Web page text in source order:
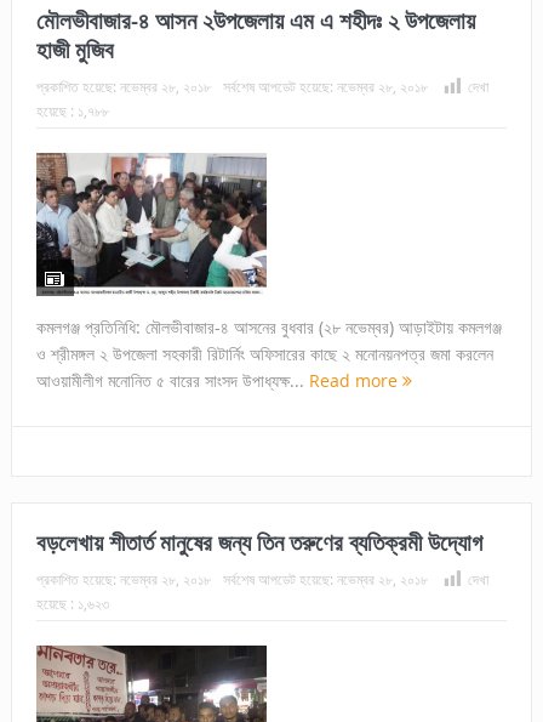
মৌলভীবাজার-৪ আসন ২উপজেলায় এম এ শহীদঃ ২ উপজেলায়
হাজী মুজিব
প্রকাশিত হয়েছে: নভেম্বর ২৮, ২০১৮ সর্বশেষ আপডেট হয়েছে: নভেম্বর ২৮, ২০১৮
দেখা
হয়েছে : ১,৭৮৮
কমলগঞ্জ প্রতিনিধি: মৌলভীবাজার-৪ আসনের বুধবার (২৮ নভেম্বর) আড়াইটায় কমলগঞ্জ
ও শ্রীমঙ্গল ২ উপজেলা সহকারী রিটার্নিং অফিসারের কাছে ২ মনোনয়নপত্র জমা করলেন
আওয়ামীলীগ মনোনিত ৫ বারের সাংসদ উপাধ্যক্ষ... Read more
বড়লেখায় শীতার্ত মানুষের জন্য তিন তরুণের ব্যতিক্রমী উদ্যোগ
প্রকাশিত হয়েছে: নভেম্বর ২৮, ২০১৮ সর্বশেষ আপডেট হয়েছে: নভেম্বর ২৮, ২০১৮
দেখা
হয়েছে : ১,৬২৩